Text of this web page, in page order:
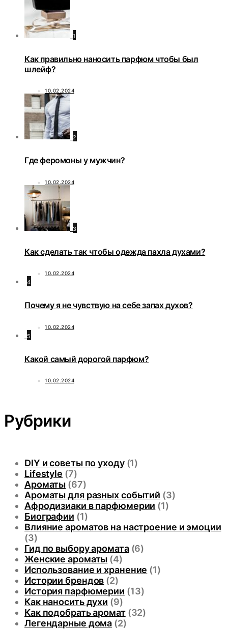
1
Как правильно наносить парфюм чтобы был
шлейф?
10.02.2024
2
Где феромоны у мужчин?
10.02.2024
3
Как сделать так чтобы одежда пахла духами?
10.02.2024
4
Почему я не чувствую на себе запах духов?
10.02.2024
5
Какой самый дорогой парфюм?
10.02.2024
Рубрики
DIY и советы по уходу(1)
Lifestyle (7)
Ароматы (67)
Ароматы для разных событий (3)
Афродизиаки в парфюмерии (1)
Биографии (1)
Влияние ароматов на настроение и эмоции
(3)
Гид по выбору аромата(6)
Женские ароматы (4)
Использование и хранение (1)
Истории брендов (2)
История парфюмерии (13)
Как наносить духи (9)
Как подобрать аромат(32)
Легендарные дома (2)